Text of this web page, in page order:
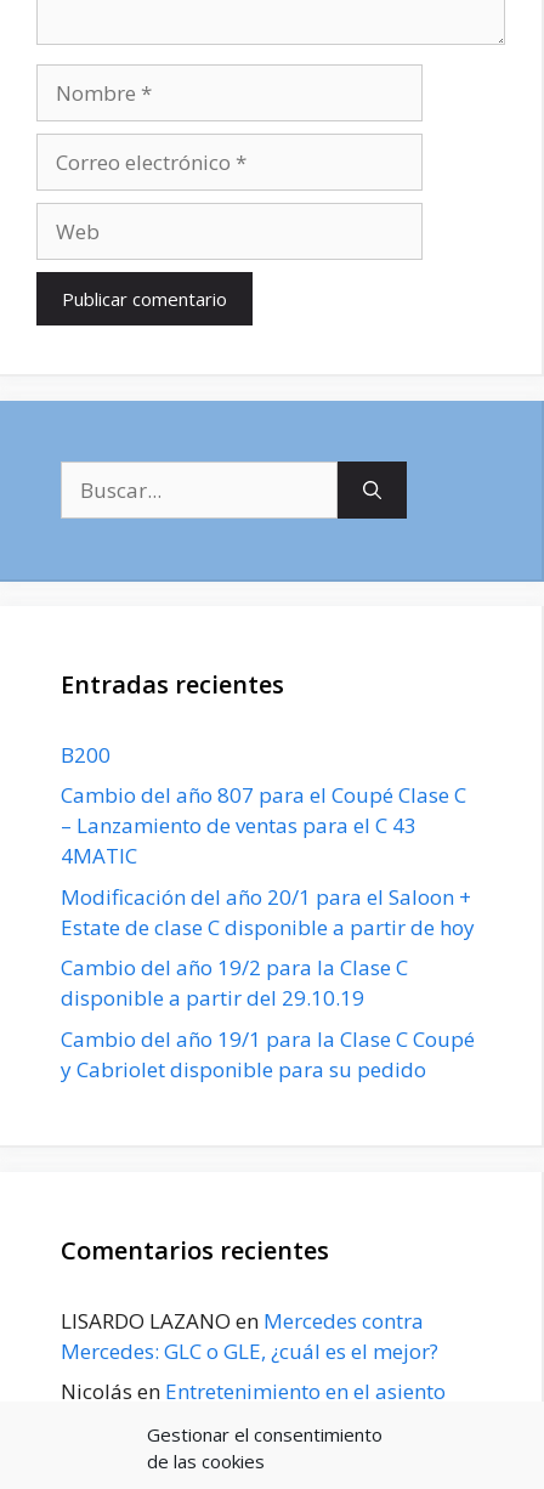
Gestionar el consentimiento
de las cookies
electrónico
Entradas recientes
B200
Cambio del año 807 para el Coupé Clase C
– Lanzamiento de ventas para el C 43
4MATIC
Modificación del año 20/1 para el Saloon +
Estate de clase C disponible a partir de hoy
Cambio del año 19/2 para la Clase C
disponible a partir del 29.10.19
Cambio del año 19/1 para la Clase C Coupé
y Cabriolet disponible para su pedido
Comentarios recientes
LISARDO LAZANO en Mercedes contra
Mercedes: GLC o GLE, ¿cuál es el mejor?
Nicolás en Entretenimiento en el asiento
trasero para el GLE / GLS disponible a
principios de 2020